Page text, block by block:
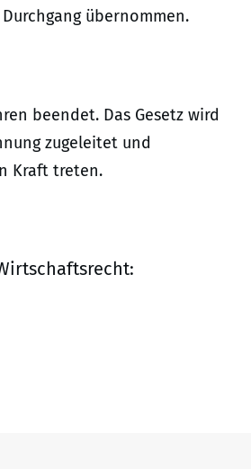
übernommen.
beendet. Das Gesetz wird
zugeleitet und
Kraft treten.